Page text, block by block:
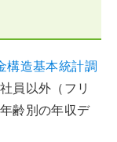
構造基本統計調
員以外（フリ
齢別の年収デ